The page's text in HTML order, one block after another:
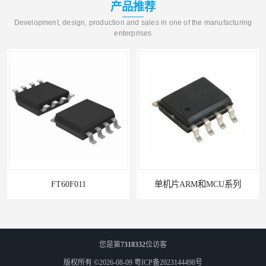
产品推荐
Development, design, production and sales in one of the manufacturing
enterprises
FT60F011 单机片ARM和MCU系列
您是第7318332位访客
版权所有 ©2026-08-09 粤ICP备2023144498号